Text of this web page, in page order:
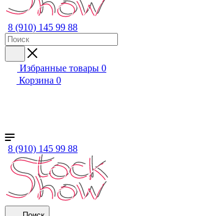
8 (910) 145 99 88
Избранные товары 0
Корзина 0
8 (910) 145 99 88